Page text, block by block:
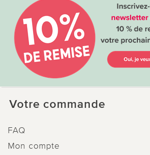
Votre commande
FAQ
Mon compte